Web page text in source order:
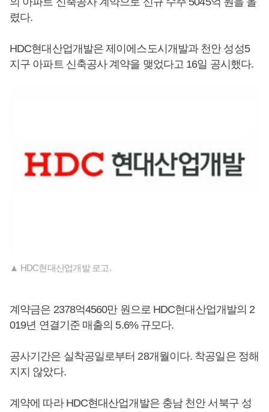
렸다.
HDC현대산업개발은 제이에스도시개발과 천안 성성5
지구 아파트 신축공사 계약을 맺었다고 16일 공시했다.
▲ HDC현대산업개발 로고.
계약금은 2378억4560만 원으로 HDC현대산업개발의 2
019년 연결기준 매출의 5.6% 규모다.
공사기간은 실착공일로부터 28개월이다. 착공일은 정해
지지 않았다.
계약에 따라 HDC현대산업개발은 충남 천안 서북구 성